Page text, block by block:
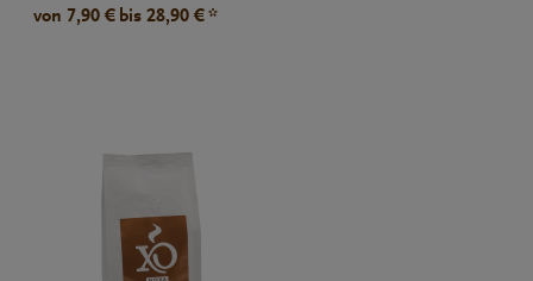
von 7,90 € bis 28,90 € *